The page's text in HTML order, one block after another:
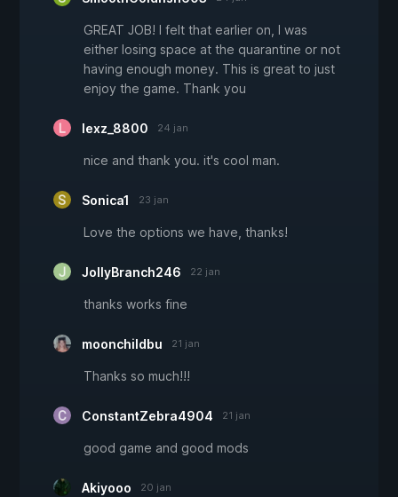
GREAT JOB! I felt that earlier on, I was
either losing space at the quarantine or not
having enough money. This is great to just
enjoy the game. Thank you
lexz_8800 24 jan
nice and thank you. it's cool man.
Sonica1 23 jan
Love the options we have, thanks!
JollyBranch246 22 jan
thanks works fine
moonchildbu 21 jan
Thanks so much!!!
ConstantZebra4904 21 jan
good game and good mods
Akiyooo 20 jan